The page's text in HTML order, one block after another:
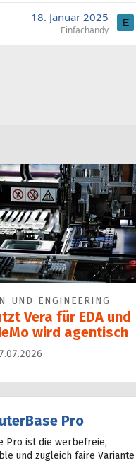
18. Januar 2025
Einfachandy
E
UND ENGINEERING
Vera für EDA und
wird agentisch
Pro
Pro ist die werbefreie,
und zugleich faire Variante